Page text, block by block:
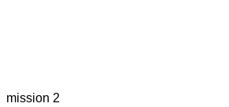
mission 2